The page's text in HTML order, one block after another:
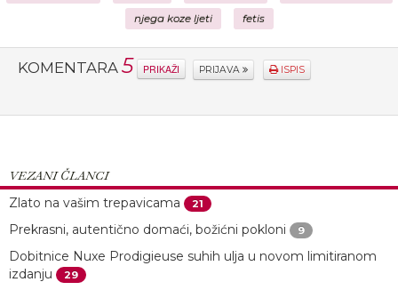
njega koze ljeti fetis
KOMENTARA 5 PRIKAŽI PRIJAVA ISPIS
VEZANI ČLANCI
Zlato na vašim trepavicama
21
Prekrasni, autentično domaći, božićni pokloni 9
Dobitnice Nuxe Prodigieuse suhih ulja u novom limitiranom
izdanju
29